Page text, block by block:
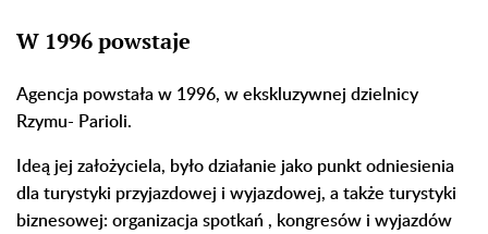
W 1996 powstaje
Agencja powstała w 1996, w ekskluzywnej dzielnicy
Rzymu- Parioli.
Ideą jej założyciela, było działanie jako punkt odniesienia
dla turystyki przyjazdowej i wyjazdowej, a także turystyki
biznesowej: organizacja spotkań , kongresów i wyjazdów